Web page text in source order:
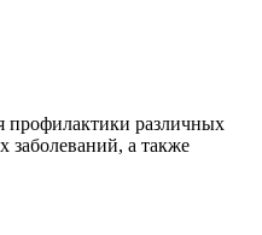
профилактики различных
заболеваний, а также